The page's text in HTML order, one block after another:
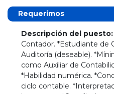
Requerimos
Descripción del puesto:
Contador. *Estudiante de
Auditoría (deseable).
como Auxiliar de
*Habilidad numérica.
ciclo contable.